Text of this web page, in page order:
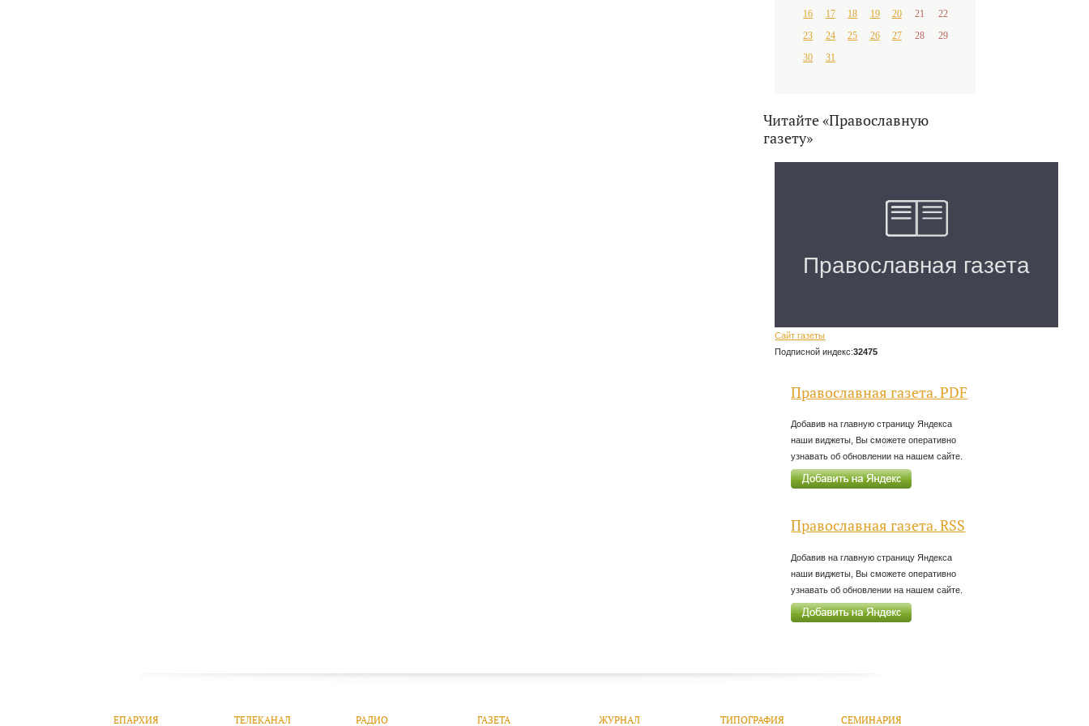
16 17 18 19 20 21
22
23
24 25 26 27 28
29
30
31
Читайте «Православную
газету»
Сайт газеты
Подписной индекс:32475
Православная газета. PDF
Добавив на главную страницу Яндекса
наши виджеты, Вы сможете оперативно
узнавать об обновлении на нашем сайте.
Православная газета. RSS
Добавив на главную страницу Яндекса
наши виджеты, Вы сможете оперативно
узнавать об обновлении на нашем сайте.
ЕПАРХИЯ ТЕЛЕКАНАЛ РАДИО ГАЗЕТА ЖУРНАЛ ТИПОГРАФИЯ СЕМИНАРИЯ